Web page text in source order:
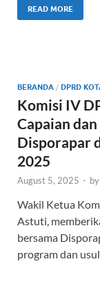
e
o
k
itt
READ MORE
BERANDA / DPRD
Komisi IV
Capaian
Disporapar
2025
August 5, 2025 - by
Wakil Ketua
Astuti,
bersama
program dan